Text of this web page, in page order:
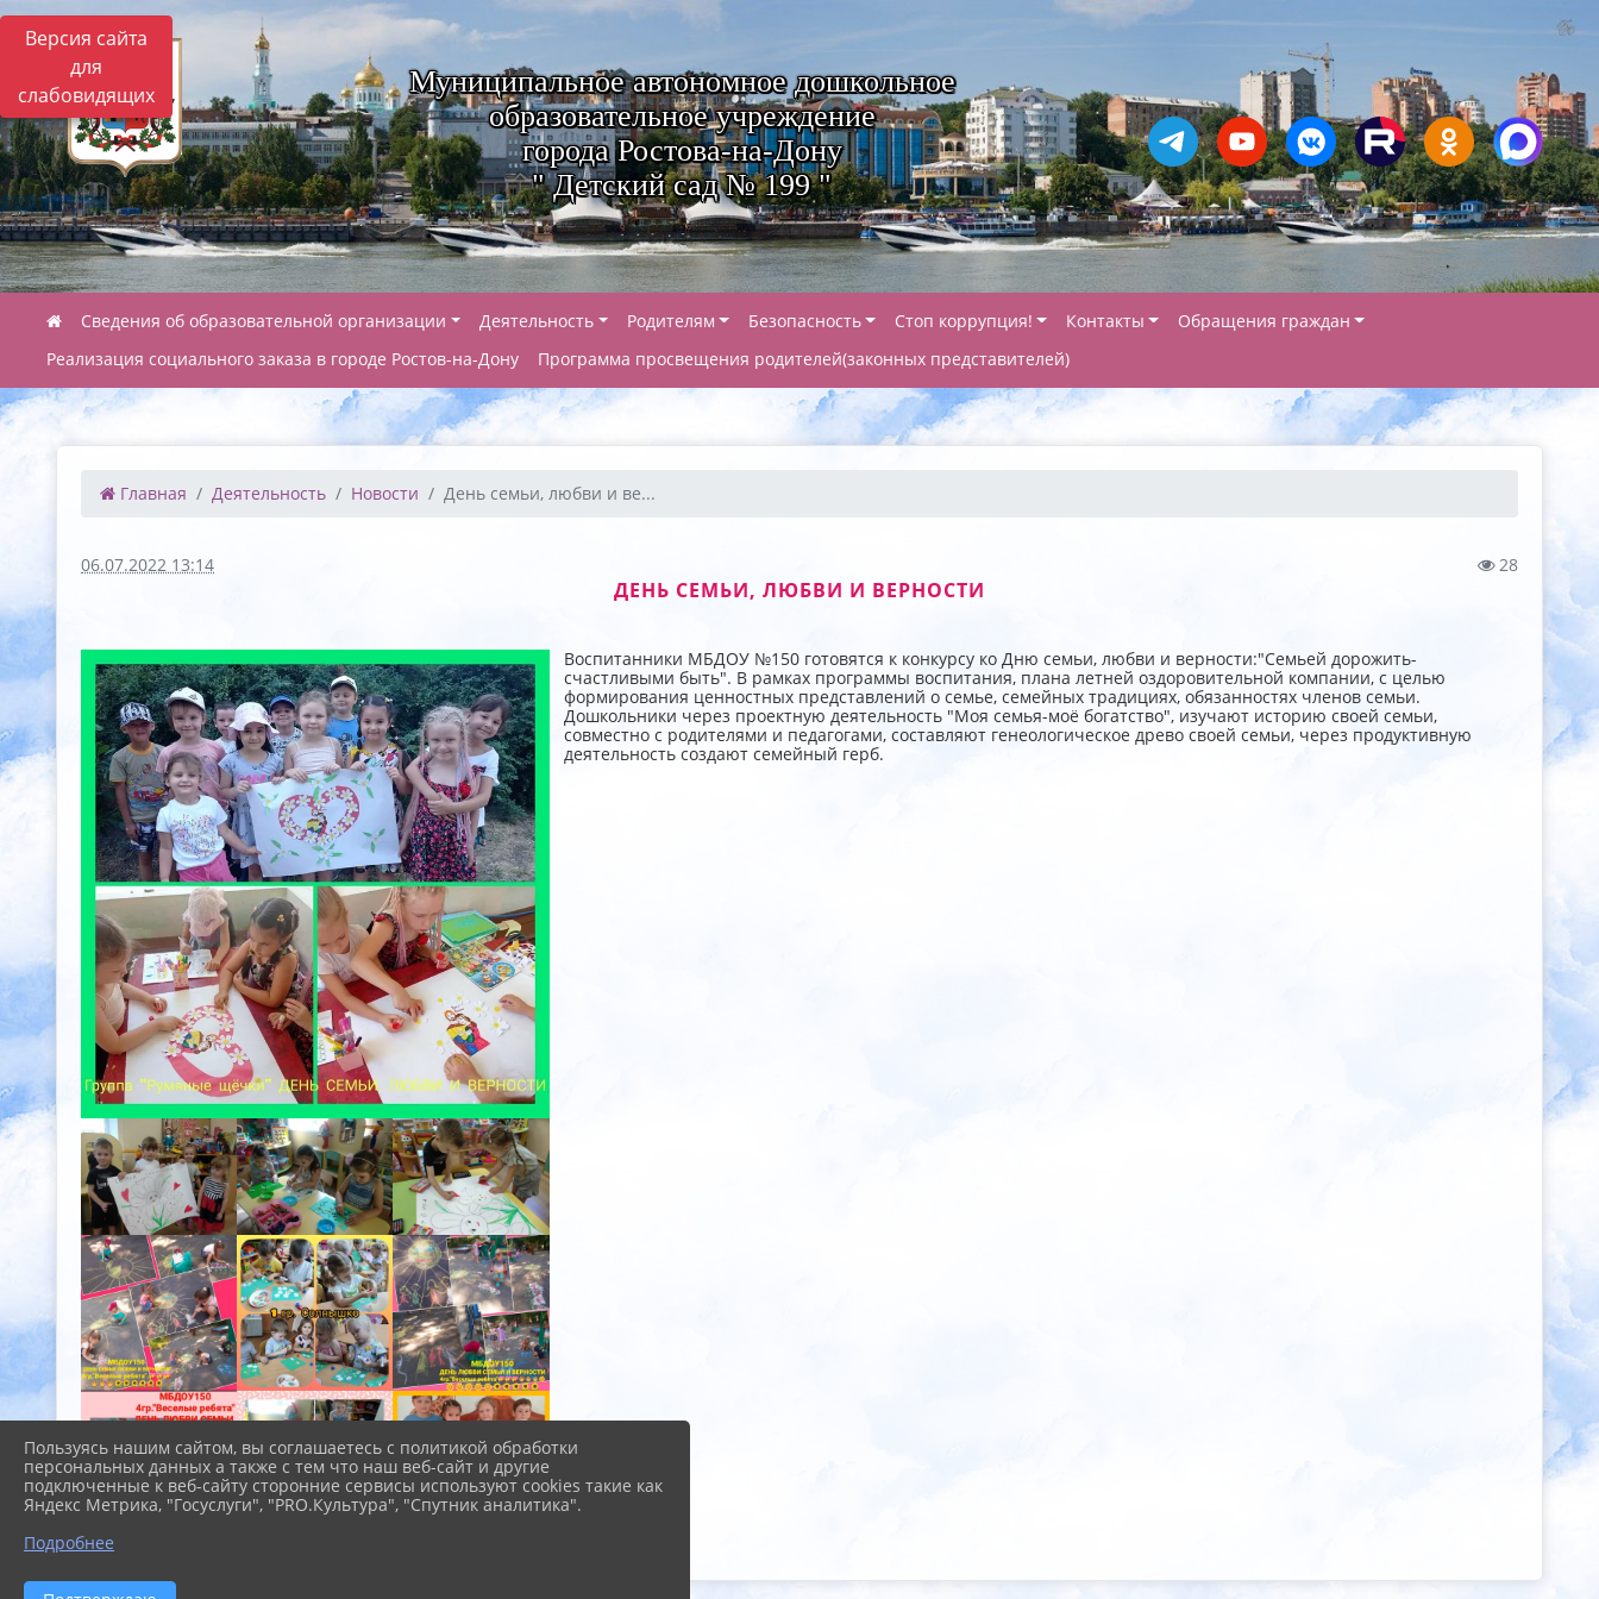
Версия сайта
для
слабовидящих
Муниципальное автономное дошкольное
образовательное учреждение
города Ростова-на-Дону
" Детский сад № 199 "
Сведения об образовательной организации Деятельность Родителям Безопасность Стоп коррупция! Контакты
Обращения граждан
Реализация социального заказа в городе Ростов-на-Дону
Программа просвещения родителей(законных представителей)
Главная Деятельность Новости День семьи, любви и ве...
06.07.2022 13:14 28
ДЕНЬ СЕМЬИ, ЛЮБВИ И ВЕРНОСТИ
Воспитанники МБДОУ №150 готовятся к конкурсу ко Дню семьи, любви и верности:"Семьей дорожить-
счастливыми быть". В рамках программы воспитания, плана летней оздоровительной компании, с целью
формирования ценностных представлений о семье, семейных традициях, обязанностях членов семьи.
Дошкольники через проектную деятельность "Моя семья-моё богатство", изучают историю своей семьи,
совместно с родителями и педагогами, составляют генеологическое древо своей семьи, через продуктивную
деятельность создают семейный герб.
Пользуясь нашим сайтом, вы соглашаетесь с политикой обработки
персональных данных а также с тем что наш веб-сайт и другие
подключенные к веб-сайту сторонние сервисы используют cookies такие как
Яндекс Метрика, "Госуслуги", "PRO.Культура", "Спутник аналитика".
Подробнее